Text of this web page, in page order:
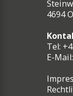
4694
Tel:
E-Mail: